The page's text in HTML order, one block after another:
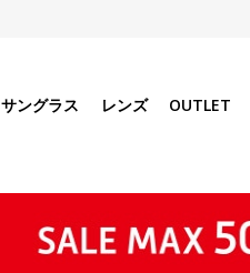
サングラス レンズ OUTLET